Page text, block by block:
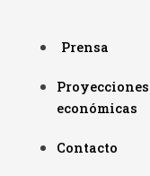
Prensa
Proyecciones
económicas
Contacto